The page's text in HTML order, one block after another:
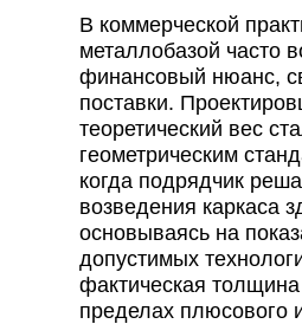
В коммерческой
металлобазой часто
финансовый нюанс,
поставки.
теоретический вес
геометрическим
когда подрядчик
возведения каркаса
основываясь на
допустимых
фактическая
пределах плюсового